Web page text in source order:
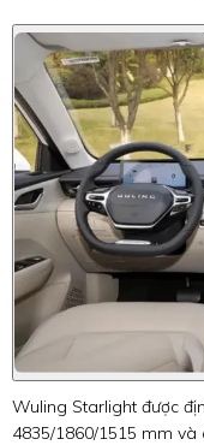
Wuling Starlight được
4835/1860/1515 mm